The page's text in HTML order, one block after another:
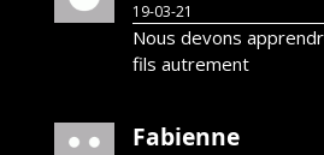
19-03-21
Nous devons
fils autrement
Fabienne